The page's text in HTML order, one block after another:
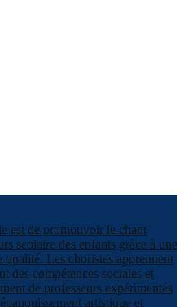
est de promouvoir le chant
scolaire des enfants grâce à une
qualité. Les choristes apprennent
des compétences sociales et
de professeurs expérimentés
artistique et